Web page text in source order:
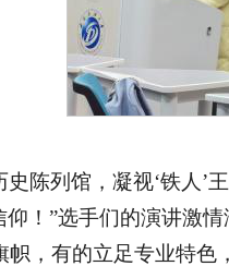
史陈列馆，凝视‘铁人’
！”选手们的演讲激
帜，有的立足专业特